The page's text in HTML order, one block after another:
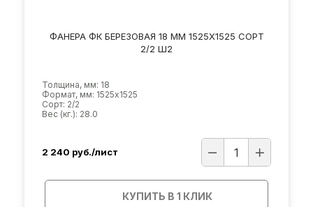
ФАНЕРА ФК БЕРЕЗОВАЯ 18 ММ 1525Х1525 СОРТ
2/2 Ш2
Толщина, мм: 18
Формат, мм: 1525х1525
Сорт: 2/2
Вес (кг.): 28.0
2 240 руб./лист
КУПИТЬ В 1 КЛИК